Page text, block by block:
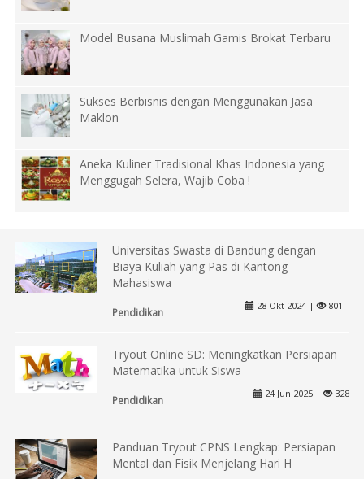
Model Busana Muslimah Gamis Brokat Terbaru
Sukses Berbisnis dengan Menggunakan Jasa
Maklon
Aneka Kuliner Tradisional Khas Indonesia yang
Menggugah Selera, Wajib Coba !
Universitas Swasta di Bandung dengan
Biaya Kuliah yang Pas di Kantong
Mahasiswa
Pendidikan
28 Okt 2024 | 801
Tryout Online SD: Meningkatkan Persiapan
Matematika untuk Siswa
Pendidikan
24 Jun 2025 | 328
Panduan Tryout CPNS Lengkap: Persiapan
Mental dan Fisik Menjelang Hari H